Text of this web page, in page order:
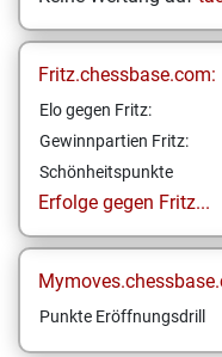
Fritz.chessbase.com:
Elo gegen Fritz:
Gewinnpartien Fritz:
Schönheitspunkte
Erfolge gegen Fritz...
Punkte Eröffnungsdrill